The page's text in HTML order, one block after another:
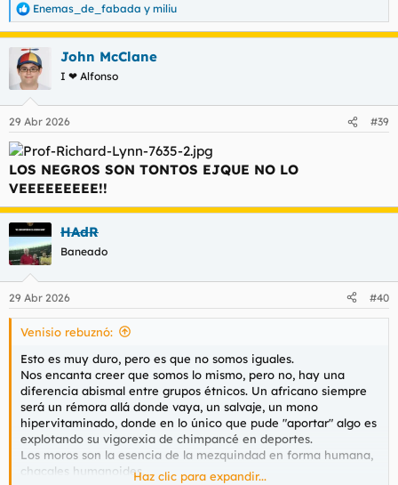
R
e
a
c
c
e
s
:
Enemas_de_fabada y miliu
John McClane
I ❤ Alfonso
29 Abr 2026 #39
LOS NEGROS SON TONTOS EJQUE NO LO
VEEEEEEEEE!!
HAdR
Baneado
29 Abr 2026 #40
Venisio rebuznó:
Esto es muy duro, pero es que no somos iguales.
Nos encanta creer que somos lo mismo, pero no, hay una
diferencia abismal entre grupos étnicos. Un africano siempre
será un rémora allá donde vaya, un salvaje, un mono
hipervitaminado, donde en lo único que pude "aportar" algo es
explotando su vigorexia de chimpancé en deportes.
Los moros son la esencia de la mezquindad en forma humana,
chacales humanoides.Haz clic para expandir...